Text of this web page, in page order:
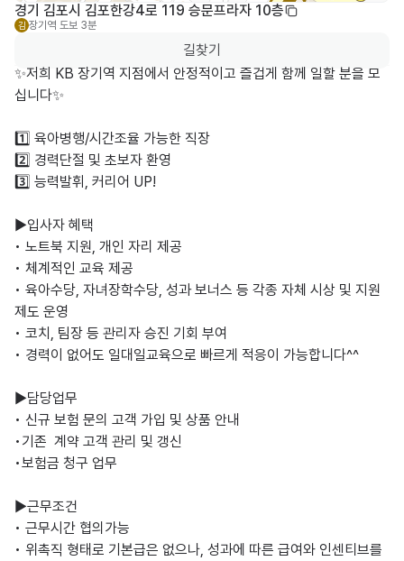
경기 김포시 김포한강4로 119 승문프라자 10층
김 장기역 도보 3분
길찾기
​✨저희 KB 장기역 지점에서 안정적이고 즐겁게 함께 일할 분을 모
십니다✨
​1️⃣ 육아병행/시간조율 가능한 직장
2️⃣ 경력단절 및 초보자 환영
3️⃣ 능력발휘, 커리어 UP!
​▶️입사자 혜택
• 노트북 지원, 개인 자리 제공
• 체계적인 교육 제공
• 육아수당, 자녀장학수당, 성과 보너스 등 각종 자체 시상 및 지원
제도 운영
• 코치, 팀장 등 관리자 승진 기회 부여
• 경력이 없어도 일대일교육으로 빠르게 적응이 가능합니다^^
​▶️담당업무
• 신규 보험 문의 고객 가입 및 상품 안내
•기존  계약 고객 관리 및 갱신
•보험금 청구 업무
​▶️근무조건
• 근무시간 협의가능
• 위촉직 형태로 기본급은 없으나, 성과에 따른 급여와 인센티브를